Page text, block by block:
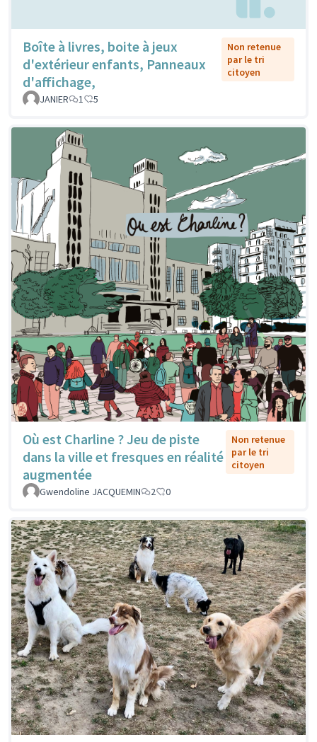
Boîte à livres, boite à jeux
d'extérieur enfants, Panneaux
d'affichage,
Non retenue
par le tri
citoyen
JANIER 1 5
Où est Charline ? Jeu de piste
dans la ville et fresques en réalité
augmentée
Non retenue
par le tri
citoyen
Gwendoline JACQUEMIN 2 0